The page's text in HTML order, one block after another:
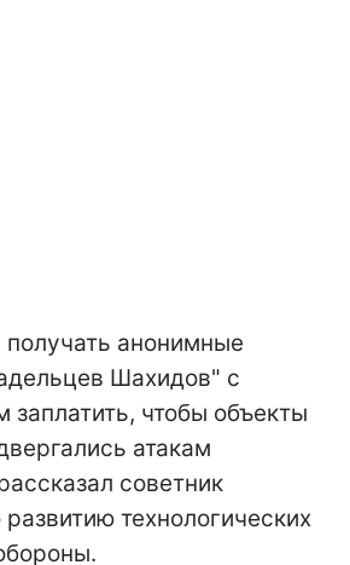
получать анонимные
Шахидов" с
чтобы объекты
атакам
советник
технологических